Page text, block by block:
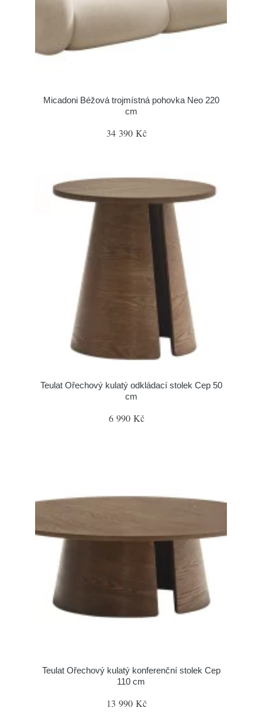
Micadoni Béžová trojmístná pohovka Neo 220
cm
34 390 Kč
Teulat Ořechový kulatý odkládací stolek Cep 50
cm
6 990 Kč
Teulat Ořechový kulatý konferenční stolek Cep
110 cm
13 990 Kč